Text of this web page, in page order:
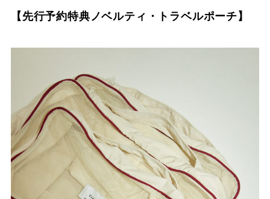
【先⾏予約特典ノベルティ・トラベルポーチ】